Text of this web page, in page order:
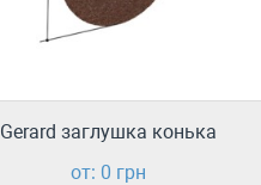
Gerard заглушка конька
от: 0 грн